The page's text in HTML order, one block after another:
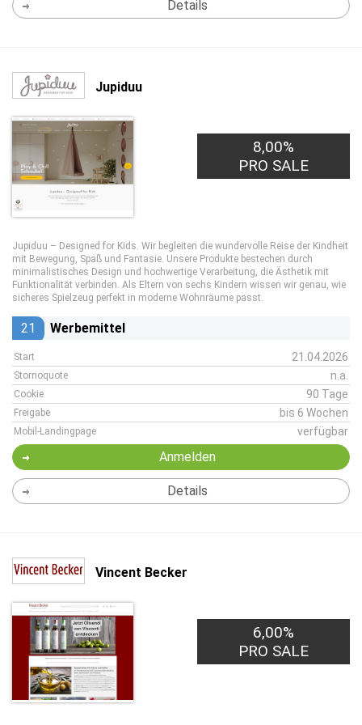
Details
Jupiduu
8,00%
PRO SALE
Jupiduu – Designed for Kids. Wir begleiten die wundervolle Reise der Kindheit
mit Bewegung, Spaß und Fantasie. Unsere Produkte bestechen durch
minimalistisches Design und hochwertige Verarbeitung, die Ästhetik mit
Funktionalität verbinden. Als Eltern von sechs Kindern wissen wir genau, wie
sicheres Spielzeug perfekt in moderne Wohnräume passt.
21 Werbemittel
Start 21.04.2026
Stornoquote n.a.
Cookie 90 Tage
Freigabe bis 6 Wochen
Mobil-Landingpage verfügbar
Anmelden
Details
Vincent Becker
6,00%
PRO SALE